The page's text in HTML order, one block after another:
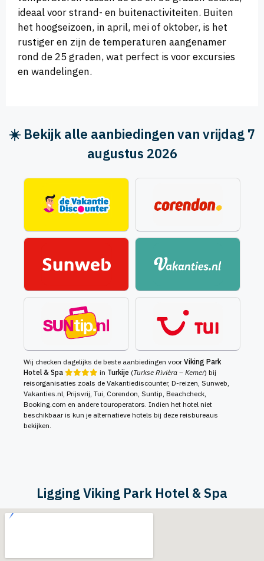
ideaal voor strand- en buitenactiviteiten. Buiten
het hoogseizoen, in april, mei of oktober, is het
rustiger en zijn de temperaturen aangenamer
rond de 25 graden, wat perfect is voor excursies
en wandelingen.
☀️ Bekijk alle aanbiedingen van vrijdag 7
augustus 2026
Wij checken dagelijks de beste aanbiedingen voorViking Park
Hotel & Spa
in Turkije (Turkse Rivièra – Kemer) bij
reisorganisaties zoals de Vakantiediscounter, D-reizen, Sunweb,
Vakanties.nl, Prijsvrij, Tui, Corendon, Suntip, Beachcheck,
Booking.com en andere touroperators. Indien het hotel niet
beschikbaar is kun je alternatieve hotels bij deze reisbureaus
bekijken.
Ligging Viking Park Hotel & Spa